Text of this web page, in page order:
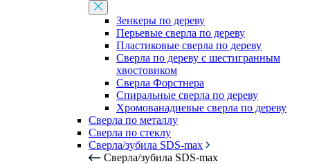
Зенкеры по дереву
Перьевые сверла по дереву
Пластиковые сверла по дереву
Сверла по дереву с шестигранным
хвостовиком
Сверла Форстнера
Спиральные сверла по дереву
Хромованадиевые сверла по дереву
Сверла по металлу
Сверла по стеклу
Сверла/зубила SDS-max
Сверла/зубила SDS-max